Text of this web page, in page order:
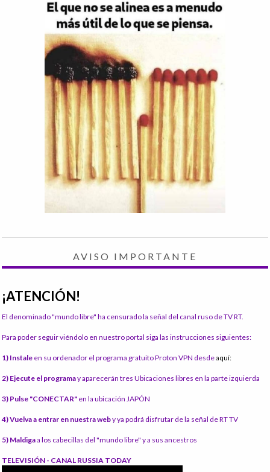
AVISO IMPORTANTE
¡ATENCIÓN!
El denominado "mundo libre" ha censurado la señal del canal ruso de TV RT.
Para poder seguir viéndolo en nuestro portal siga las instrucciones siguientes:
1) Instale en su ordenador el programa gratuito Proton VPN desdeaquí:
2) Ejecute el programay aparecerán tres Ubicaciones libres en la parte izquierda
3) Pulse "CONECTAR" en la ubicación JAPÓN
4) Vuelva a entrar en nuestra weby ya podrá disfrutar de la señal de RT TV
5) Maldigaa los cabecillas del "mundo libre" y a sus ancestros
TELEVISIÓN - CANAL RUSSIA TODAY